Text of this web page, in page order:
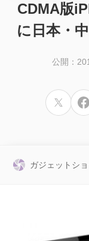
CDMA版
に日本・
公開：
ガジェットショ